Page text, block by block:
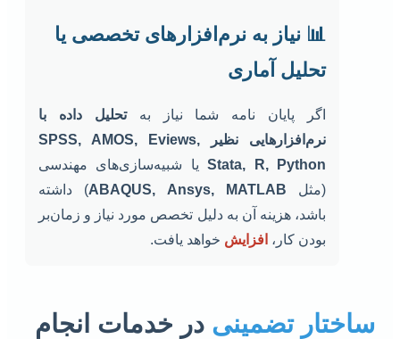
📊 نیاز به نرم‌افزارهای تخصصی یا
تحلیل آماری
اگر پایان نامه شما نیاز بهتحلیل داده با
نرم‌افزارهایی نظیر SPSS, AMOS, Eviews,
Stata, R, Pythonیا شبیه‌سازی‌های مهندسی
(مثل ABAQUS, Ansys, MATLAB) داشته
باشد، هزینه آن به دلیل تخصص مورد نیاز و زمان‌بر
بودن کار، افزایش خواهد یافت.
ساختار تضمینی در خدمات انجام